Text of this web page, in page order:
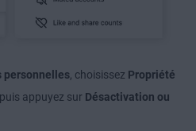
personnelles, choisissez Propriété
appuyez sur Désactivation ou